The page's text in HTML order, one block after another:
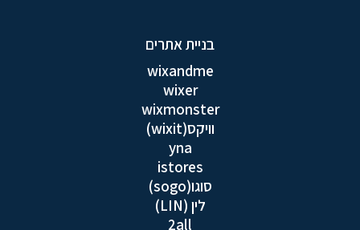
בניית אתרים
wixandme
wixer
wixmonster
וויקס(wixit)
yna
istores
סוגו(sogo)
לין (LIN)
2all